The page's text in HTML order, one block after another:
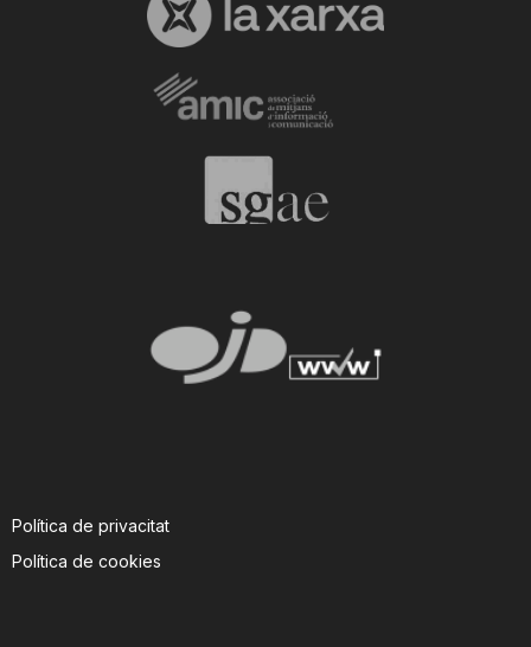
Política de privacitat
Política de cookies